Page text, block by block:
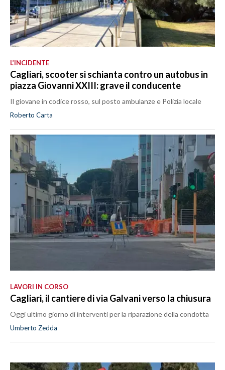
L’INCIDENTE
Cagliari, scooter si schianta contro un autobus in
piazza Giovanni XXIII: grave il conducente
Il giovane in codice rosso, sul posto ambulanze e Polizia locale
Roberto Carta
LAVORI IN CORSO
Cagliari, il cantiere di via Galvani verso la chiusura
Oggi ultimo giorno di interventi per la riparazione della condotta
Umberto Zedda